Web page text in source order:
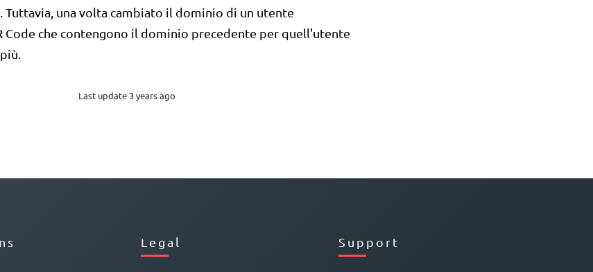
Tuttavia, una volta cambiato il dominio di un utente
Code che contengono il dominio precedente per quell'utente
Last update 3 years ago
Legal Support